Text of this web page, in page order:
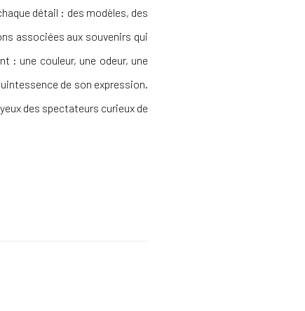
détail : des modèles, des
associées aux souvenirs qui
: une couleur, une odeur, une
de son expression.
des spectateurs curieux de